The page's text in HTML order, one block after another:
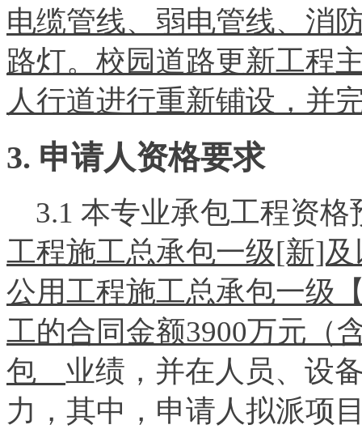
电缆管线、弱电管线、消
路灯。校园道路更新工程
人行道进行重新铺设，
3. 申请人资格要求
3.1 本专业承包工程资格
工程施工总承包一级[新]
公用工程施工总承包一级
工的合同金额3900万元（
包 业绩，并在人员、设
力，其中，申请人拟派项